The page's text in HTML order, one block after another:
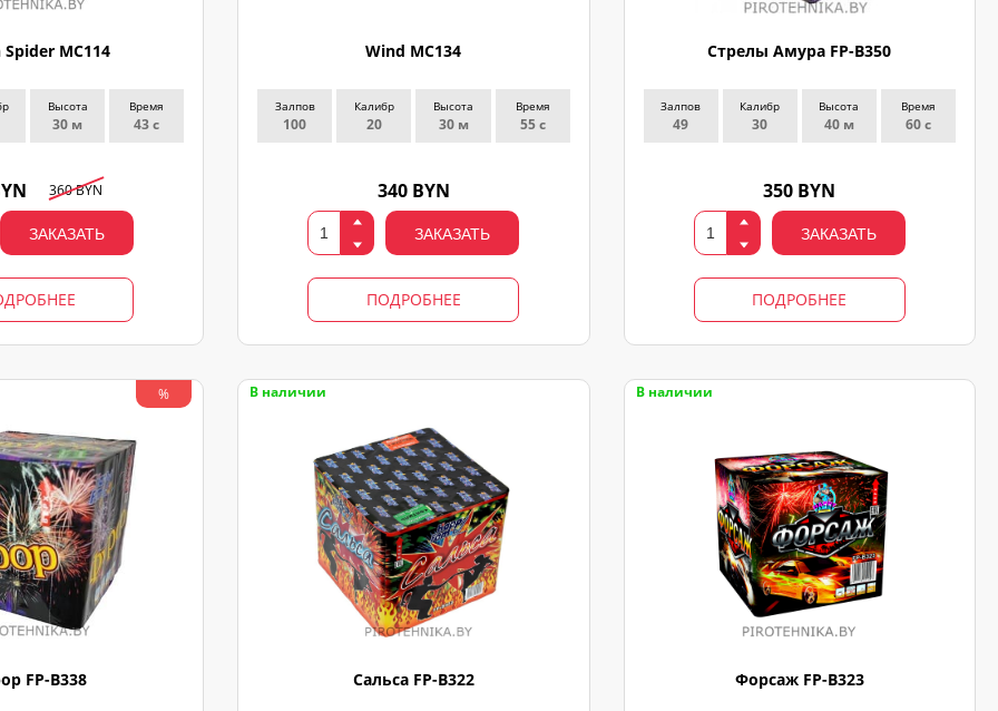
MC114
Высота
30 м
Время
43 с
360 BYN
ЗАКАЗАТЬ
Wind MC134
Залпов
100
Калибр
20
Высота
30 м
Время
55 с
340 BYN
ЗАКАЗАТЬ
ПОДРОБНЕЕ
Стрелы Амура FP-B350
Залпов
49
Калибр
30
Высота
40 м
Время
60 с
350 BYN
ЗАКАЗАТЬ
ПОДРОБНЕЕ
%
FP-B338
В наличии
Сальса FP-B322
В наличии
Форсаж FP-B323